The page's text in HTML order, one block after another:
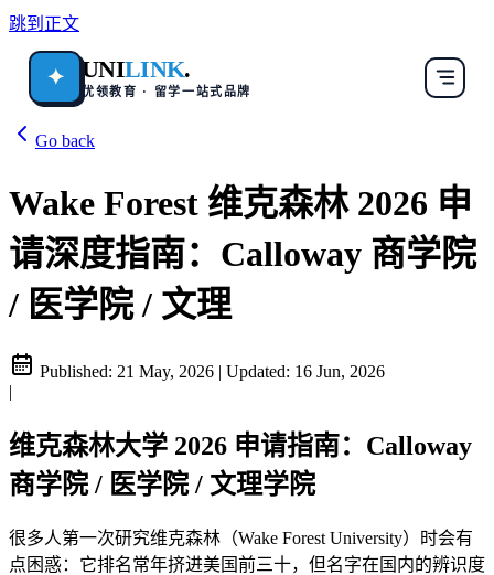
跳到正文
✦ UNILINK.
优领教育 · 留学一站式品牌
Go back
Wake Forest 维克森林 2026 申
请深度指南：Calloway 商学院
/ 医学院 / 文理
Published: 21 May, 2026 | Updated: 16 Jun, 2026
|
维克森林大学 2026 申请指南：Calloway
商学院 / 医学院 / 文理学院
很多人第一次研究维克森林（Wake Forest University）时会有
点困惑：它排名常年挤进美国前三十，但名字在国内的辨识度